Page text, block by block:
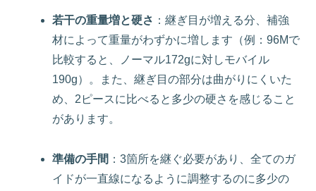
若干の重量増と硬さ ：継ぎ目が増える分、補強
材によって重量がわずかに増します（例：96Mで
比較すると、ノーマル172gに対しモバイル
190g）。また、継ぎ目の部分は曲がりにくいた
め、2ピースに比べると多少の硬さを感じること
があります。
準備の手間 ：3箇所を継ぐ必要があり、全てのガ
イドが一直線になるように調整するのに多少の